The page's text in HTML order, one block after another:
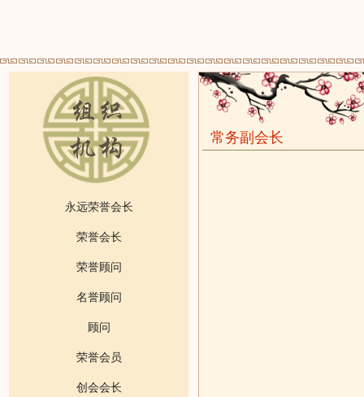
永远荣誉会长
荣誉会长
荣誉顾问
名誉顾问
顾问
荣誉会员
创会会长
常务副会长